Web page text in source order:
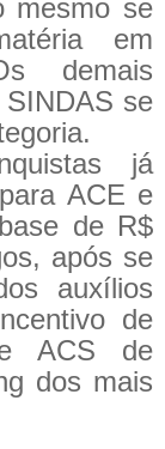
mesmo se
em
demais
se
já
ACE e
de R$
após se
auxílios
de
ACS de
dos mais